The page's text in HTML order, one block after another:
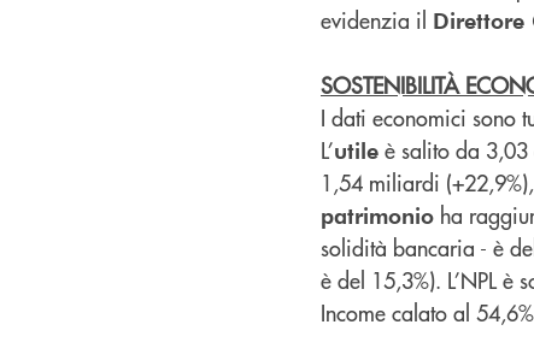
evidenzia il Direttore
SOSTENIBILITÀ
I dati economici sono
L’utile è salito da 3,03
1,54 miliardi
patrimonio ha
solidità bancaria - è
è del 15,3%). L’NPL
Income calato al